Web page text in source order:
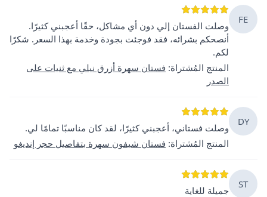
FE
وصلت الفستان إلي دون أي مشاكل، حقًا أعجبني كثيرًا.
أنصحكم بشرائه، فقد فوجئت بجودة وخدمة بهذا السعر. شكرًا
لكم.
المنتج المُشتراة: فستان سهرة أزرق نيلي مع ثنيات على
الصدر
DY
وصلت فستاني، أعجبني كثيرًا، لقد كان مناسبًا تمامًا لي.
المنتج المُشتراة: فستان شيفون سهرة بتفاصيل حجر إنديغو
ST
جميلة للغاية